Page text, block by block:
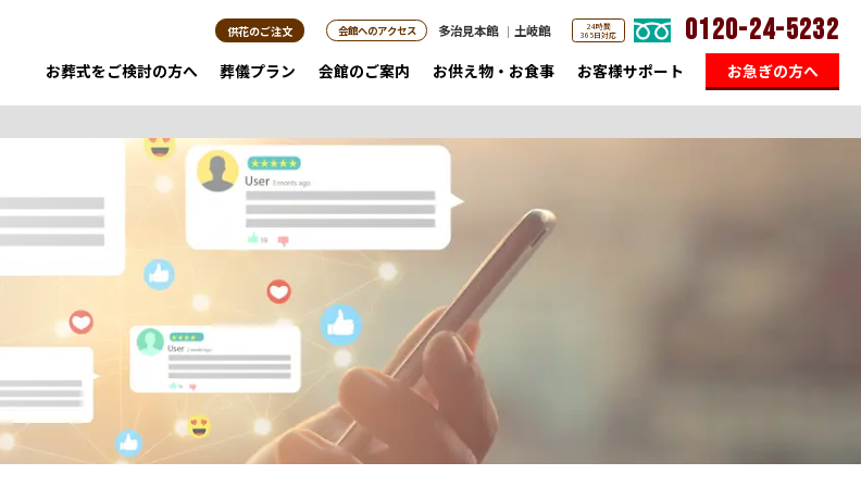
供花のご注文 会館へのアクセス 多治見本館 土岐館
24時間
365日対応
0120-24-5232
お葬式をご検討の方へ 葬儀プラン 会館のご案内 お供え物・お食事 お客様サポート お急ぎの方へ